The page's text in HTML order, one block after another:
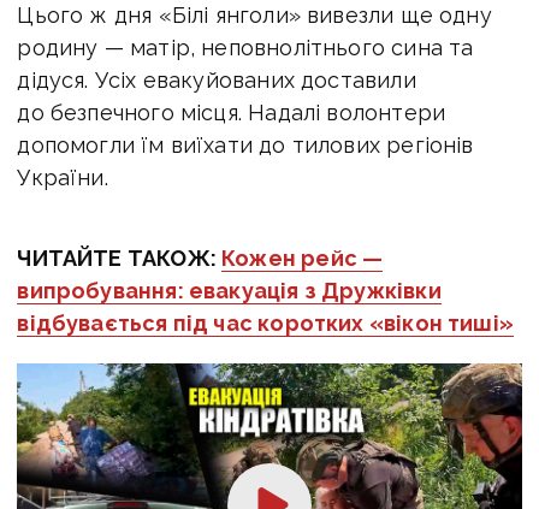
Цього ж дня «Білі янголи» вивезли ще одну
родину — матір, неповнолітнього сина та
дідуся. Усіх евакуйованих доставили
до безпечного місця. Надалі волонтери
допомогли їм виїхати до тилових регіонів
України.
ЧИТАЙТЕ ТАКОЖ: Кожен рейс —
випробування: евакуація з Дружківки
відбувається під час коротких «вікон тиші»